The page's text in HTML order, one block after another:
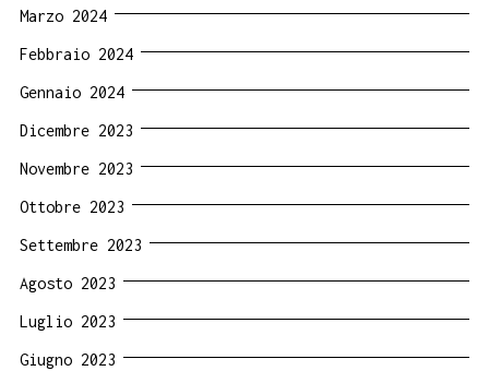
Marzo 2024
Febbraio 2024
Gennaio 2024
Dicembre 2023
Novembre 2023
Ottobre 2023
Settembre 2023
Agosto 2023
Luglio 2023
Giugno 2023